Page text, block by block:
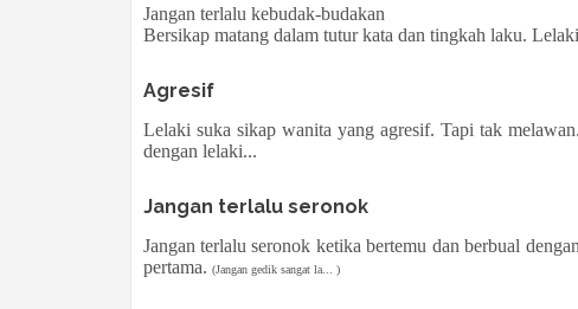
Jangan terlalu kebudak-budakan
Bersikap matang dalam tutur kata dan tingkah laku.
Agresif
Lelaki suka sikap wanita yang agresif. Tapi tak
dengan lelaki...
Jangan terlalu seronok
Jangan terlalu seronok ketika bertemu dan berbual
pertama. (Jangan gedik sangat la... )